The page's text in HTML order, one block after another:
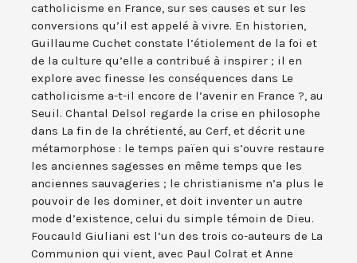
catholicisme en France, sur ses causes et sur les
conversions qu’il est appelé à vivre. En historien,
Guillaume Cuchet constate l’étiolement de la foi et
de la culture qu’elle a contribué à inspirer ; il en
explore avec finesse les conséquences dans Le
catholicisme a-t-il encore de l’avenir en France ?, au
Seuil. Chantal Delsol regarde la crise en philosophe
dans La fin de la chrétienté, au Cerf, et décrit une
métamorphose : le temps païen qui s’ouvre restaure
les anciennes sagesses en même temps que les
anciennes sauvageries ; le christianisme n’a plus le
pouvoir de les dominer, et doit inventer un autre
mode d’existence, celui du simple témoin de Dieu.
Foucauld Giuliani est l’un des trois co-auteurs de La
Communion qui vient, avec Paul Colrat et Anne